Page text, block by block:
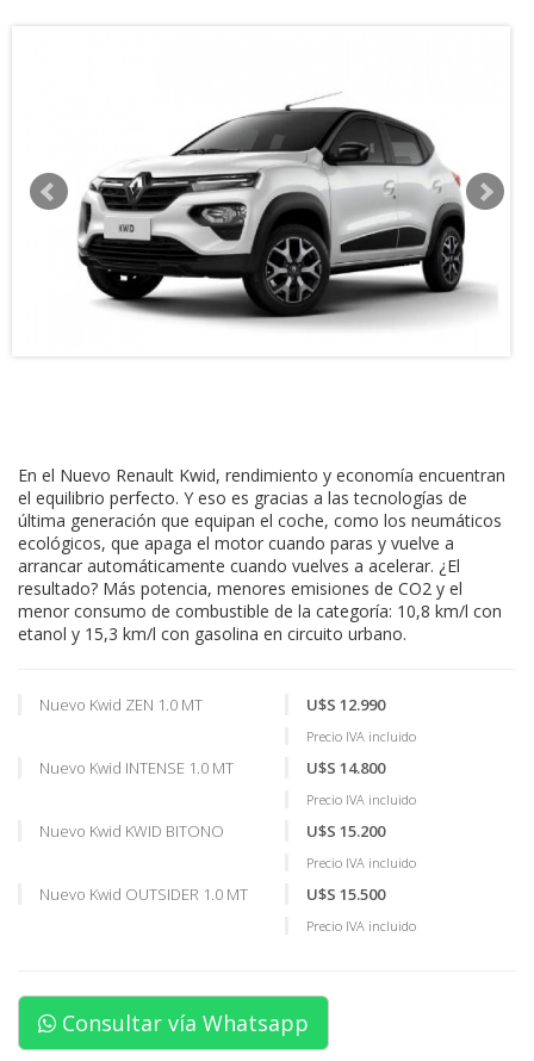
En el Nuevo Renault Kwid, rendimiento y economía encuentran
el equilibrio perfecto. Y eso es gracias a las tecnologías de
última generación que equipan el coche, como los neumáticos
ecológicos, que apaga el motor cuando paras y vuelve a
arrancar automáticamente cuando vuelves a acelerar. ¿El
resultado? Más potencia, menores emisiones de CO2 y el
menor consumo de combustible de la categoría: 10,8 km/l con
etanol y 15,3 km/l con gasolina en circuito urbano.
Nuevo Kwid ZEN 1.0 MT U$S 12.990
Precio IVA incluido
Nuevo Kwid INTENSE 1.0 MT U$S 14.800
Precio IVA incluido
Nuevo Kwid KWID BITONO U$S 15.200
Precio IVA incluido
Nuevo Kwid OUTSIDER 1.0 MT U$S 15.500
Precio IVA incluido
Consultar vía Whatsapp